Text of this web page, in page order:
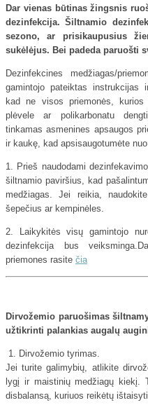
Dar vienas būtinas žingsnis
dezinfekcija. Šiltnamio
sezono, ar prisikaupusius
sukėlėjus. Bei padeda paruošti
Dezinfekcines medžiagas/
gamintojo pateiktas instrukcijas
kad ne visos priemonės,
plėvele ar polikarbonatu
tinkamas asmenines apsaugos
ir kaukę, kad apsisaugotumėte
1. Prieš naudodami
šiltnamio paviršius, kad
medžiagas. Jei reikia,
šepečius ar kempinėles.
2. Laikykitės visų gamintojo
dezinfekcija bus
priemones rasite čia
Dirvožemio paruošimas
užtikrinti palankias augalų
1. Dirvožemio tyrimas.
Jei turite galimybių, atlikite
lygį ir maistinių medžiagų kiekį.
disbalansą, kuriuos reikėtų ištaisyti.